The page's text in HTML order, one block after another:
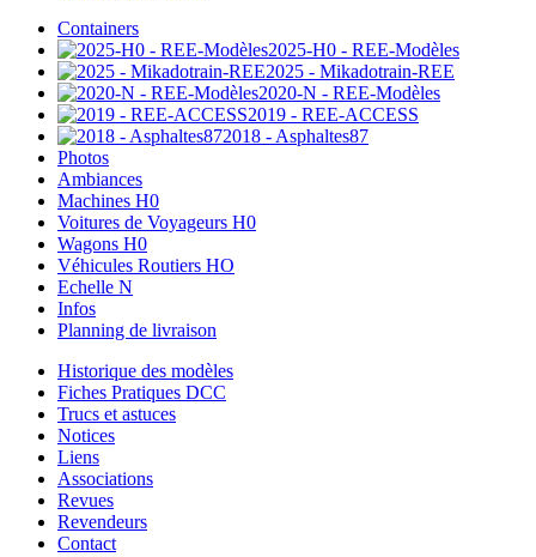
Containers
2025-H0 - REE-Modèles
2025 - Mikadotrain-REE
2020-N - REE-Modèles
2019 - REE-ACCESS
2018 - Asphaltes87
Photos
Ambiances
Machines H0
Voitures de Voyageurs H0
Wagons H0
Véhicules Routiers HO
Echelle N
Infos
Planning de livraison
Historique des modèles
Fiches Pratiques DCC
Trucs et astuces
Notices
Liens
Associations
Revues
Revendeurs
Contact